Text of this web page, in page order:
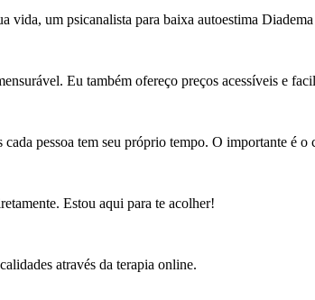
vida, um psicanalista para baixa autoestima
Eu também ofereço preços acessíveis e
pessoa tem seu próprio tempo. O importante é
Estou aqui para te acolher!
através da terapia online.